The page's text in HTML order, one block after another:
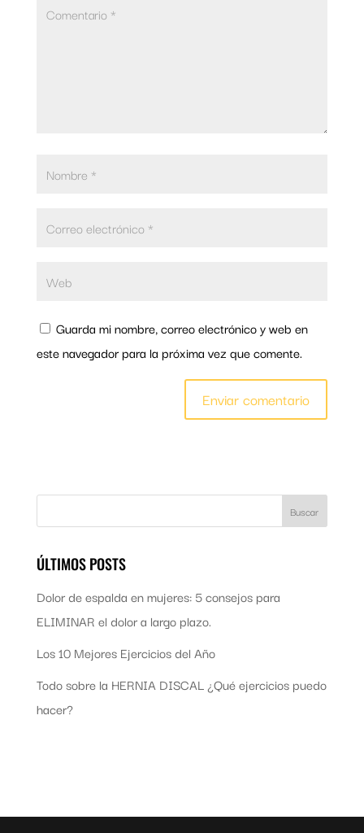
Guarda mi nombre, correo electrónico y web en
este navegador para la próxima vez que comente.
ÚLTIMOS POSTS
Dolor de espalda en mujeres: 5 consejos para
ELIMINAR el dolor a largo plazo.
Los 10 Mejores Ejercicios del Año
Todo sobre la HERNIA DISCAL ¿Qué ejercicios puedo
hacer?